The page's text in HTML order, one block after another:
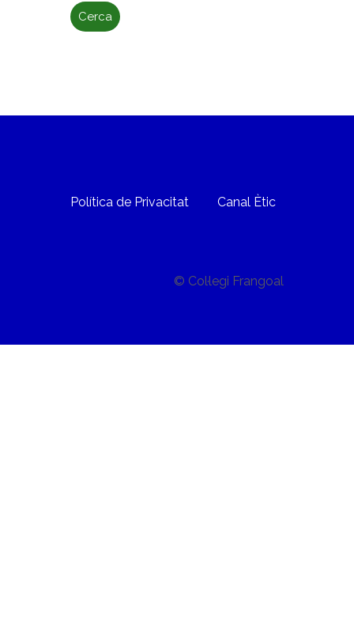
Política de Privacitat Canal Ètic
© Col·legi Frangoal